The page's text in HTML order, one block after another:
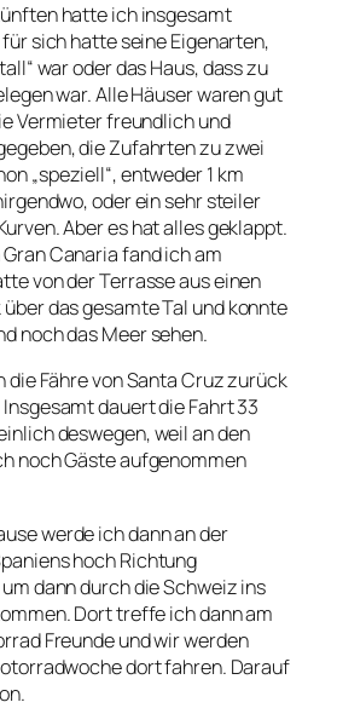
hatte ich insgesamt
sich hatte seine Eigenarten,
war oder das Haus, dass zu
war. Alle Häuser waren gut
Vermieter freundlich und
die Zufahrten zu zwei
„speziell“, entweder 1 km
oder ein sehr steiler
Aber es hat alles geklappt.
Canaria fand ich am
von der Terrasse aus einen
das gesamte Tal und konnte
noch das Meer sehen.
die Fähre von Santa Cruz zurück
dauert die Fahrt 33
deswegen, weil an den
noch Gäste aufgenommen
werde ich dann an der
hoch Richtung
dann durch die Schweiz ins
Dort treffe ich dann am
Freunde und wir werden
dort fahren. Darauf